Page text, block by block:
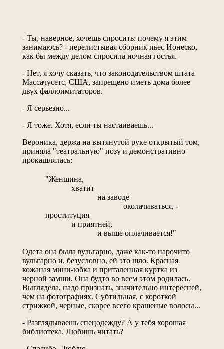
- Ты, наверное, хочешь спросить: почему я этим
занимаюсь? - перелистывая сборник пьес Ионеско,
как бы между делом спросила ночная гостья.
- Нет, я хочу сказать, что законодательством штата
Массачусетс, США, запрещено иметь дома более
двух фаллоимитаторов.
- Я серьезно...
- Я тоже. Хотя, если ты настаиваешь...
Вероника, держа на вытянутой руке открытый том,
приняла "театральную" позу и демонстративно
прокашлялась:
"Женщина,
хватит
на заводе
околачиваться, -
проституция
и приятней,
и выше оплачивается!"
Одета она была вульгарно, даже как-то нарочито
вульгарно и, безусловно, ей это шло. Красная
кожаная мини-юбка и приталенная куртка из
черной замши. Она будто во всем этом родилась.
Выглядела, надо признать, значительно интересней,
чем на фотографиях. Субтильная, с короткой
стрижкой, черные, скорее всего крашеные волосы...
- Разглядываешь спецодежду? А у тебя хорошая
библиотека. Любишь читать?